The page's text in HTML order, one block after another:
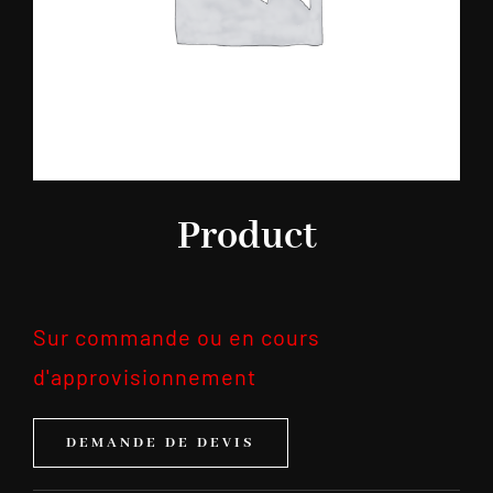
Product
Sur commande ou en cours
d'approvisionnement
DEMANDE DE DEVIS